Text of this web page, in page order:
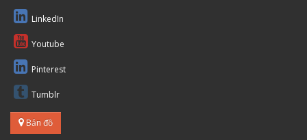
LinkedIn
Youtube
Pinterest
Tumblr
Bản đồ